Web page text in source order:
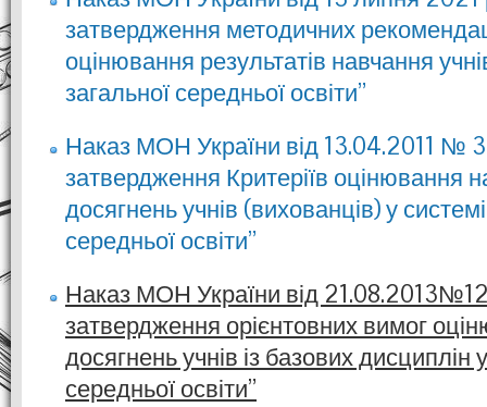
затвердження методичних
оцінювання результатів навчання
загальної середньої освіти”
Наказ МОН України від 13.04.2011 №
затвердження Критеріїв оцінювання
досягнень учнів (вихованців) у
середньої освіти”
Наказ МОН України від
затвердження орієнтовних вимог
досягнень учнів із базових дисциплін
середньої освіти”